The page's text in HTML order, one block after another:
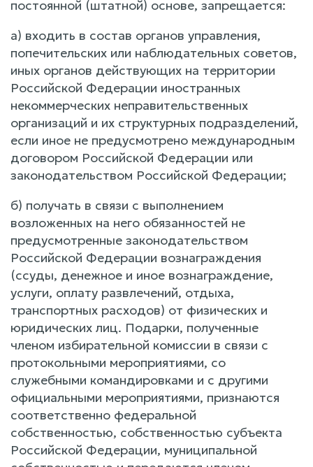
постоянной (штатной) основе, запрещается:
а) входить в состав органов управления,
попечительских или наблюдательных советов,
иных органов действующих на территории
Российской Федерации иностранных
некоммерческих неправительственных
организаций и их структурных подразделений,
если иное не предусмотрено международным
договором Российской Федерации или
законодательством Российской Федерации;
б) получать в связи с выполнением
возложенных на него обязанностей не
предусмотренные законодательством
Российской Федерации вознаграждения
(ссуды, денежное и иное вознаграждение,
услуги, оплату развлечений, отдыха,
транспортных расходов) от физических и
юридических лиц. Подарки, полученные
членом избирательной комиссии в связи с
протокольными мероприятиями, со
служебными командировками и с другими
официальными мероприятиями, признаются
соответственно федеральной
собственностью, собственностью субъекта
Российской Федерации, муниципальной